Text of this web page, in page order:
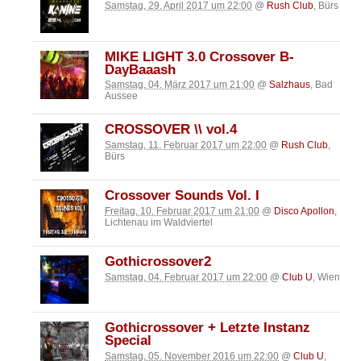
Samstag, 29. April 2017 um 22:00 @ Rush Club, Bürs
MIKE LIGHT 3.0 Crossover B-
DayBaaash
Samstag, 04. März 2017 um 21:00 @ Salzhaus, Bad
Aussee
CROSSOVER \\ vol.4
Samstag, 11. Februar 2017 um 22:00 @ Rush Club
Bürs
Crossover Sounds Vol. I
Freitag, 10. Februar 2017 um 21:00 @ Disco Apollon
Lichtenau im Waldviertel
Gothicrossover2
Samstag, 04. Februar 2017 um 22:00 @ Club U , Wien
Gothicrossover + Letzte Instanz
Special
Samstag, 05. November 2016 um 22:00 @ Club U